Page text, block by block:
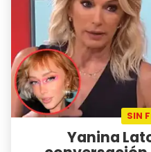
SIN
Yanina